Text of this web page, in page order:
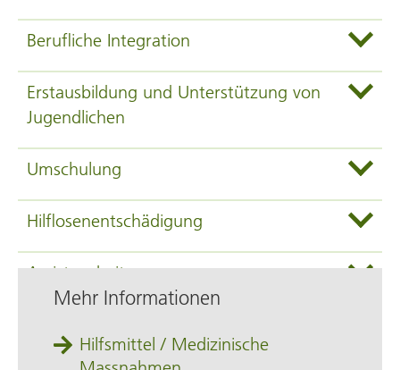
Berufliche Integration
Erstausbildung und Unterstützung von
Jugendlichen
Umschulung
Hilflosenentschädigung
Assistenzbeitrag
Mehr Informationen
Hilfsmittel / Medizinische